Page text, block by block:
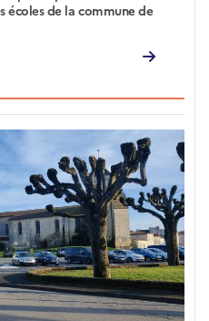
écoles de la commune de